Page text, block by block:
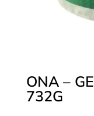
ONA –
732G